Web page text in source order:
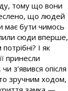
тому що вони
що людей
має бути чимось
сюди вперше,
І як
принесли
з’явився опісля
зручним ходом,